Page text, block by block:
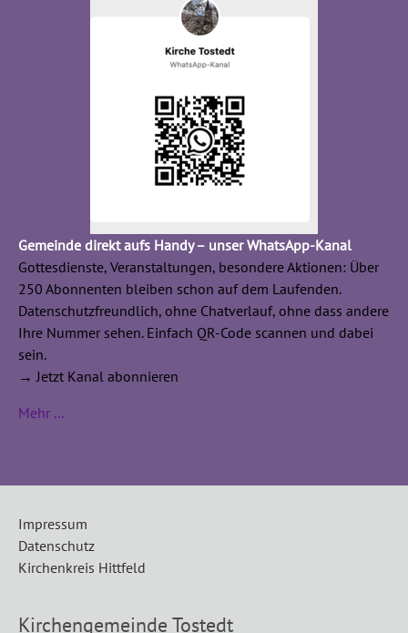
Gemeinde direkt aufs Handy – unser WhatsApp-Kanal
Gottesdienste, Veranstaltungen, besondere Aktionen: Über
250 Abonnenten bleiben schon auf dem Laufenden.
Datenschutzfreundlich, ohne Chatverlauf, ohne dass andere
Ihre Nummer sehen. Einfach QR-Code scannen und dabei
sein.
→ Jetzt Kanal abonnieren
Mehr ...
Impressum
Datenschutz
Kirchenkreis Hittfeld
Kirchengemeinde Tostedt